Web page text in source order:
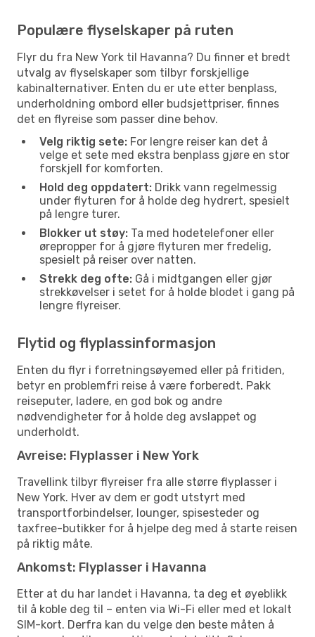
Populære flyselskaper på ruten
Flyr du fra New York til Havanna? Du finner et bredt
utvalg av flyselskaper som tilbyr forskjellige
kabinalternativer. Enten du er ute etter benplass,
underholdning ombord eller budsjettpriser, finnes
det en flyreise som passer dine behov.
Velg riktig sete: For lengre reiser kan det å
velge et sete med ekstra benplass gjøre en stor
forskjell for komforten.
Hold deg oppdatert: Drikk vann regelmessig
under flyturen for å holde deg hydrert, spesielt
på lengre turer.
Blokker ut støy: Ta med hodetelefoner eller
ørepropper for å gjøre flyturen mer fredelig,
spesielt på reiser over natten.
Strekk deg ofte: Gå i midtgangen eller gjør
strekkøvelser i setet for å holde blodet i gang på
lengre flyreiser.
Flytid og flyplassinformasjon
Enten du flyr i forretningsøyemed eller på fritiden,
betyr en problemfri reise å være forberedt. Pakk
reiseputer, ladere, en god bok og andre
nødvendigheter for å holde deg avslappet og
underholdt.
Avreise: Flyplasser i New York
Travellink tilbyr flyreiser fra alle større flyplasser i
New York. Hver av dem er godt utstyrt med
transportforbindelser, lounger, spisesteder og
taxfree-butikker for å hjelpe deg med å starte reisen
på riktig måte.
Ankomst: Flyplasser i Havanna
Etter at du har landet i Havanna, ta deg et øyeblikk
til å koble deg til – enten via Wi-Fi eller med et lokalt
SIM-kort. Derfra kan du velge den beste måten å